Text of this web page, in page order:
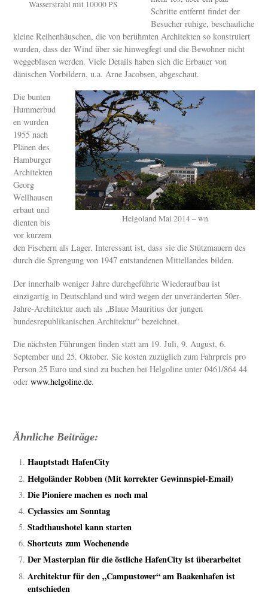
Wasserstrahl mit 10000 PS
Schritte entfernt findet der
Besucher ruhige, beschauliche
kleine Reihenhäuschen, die von berühmten Architekten so konstruiert
wurden, dass der Wind über sie hinwegfegt und die Bewohner nicht
weggeblasen werden. Viele Details haben sich die Erbauer von
dänischen Vorbildern, u.a. Arne Jacobsen, abgeschaut.
Helgoland Mai 2014 – wn
Die bunten
Hummerbud
en wurden
1955 nach
Plänen des
Hamburger
Architekten
Georg
Wellhausen
erbaut und
dienten bis
vor kurzem
den Fischern als Lager. Interessant ist, dass sie die Stützmauern des
durch die Sprengung von 1947 entstandenen Mittellandes bilden.
Der innerhalb weniger Jahre durchgeführte Wiederaufbau ist
einzigartig in Deutschland und wird wegen der unveränderten 50er-
Jahre-Architektur auch als „Blaue Mauritius der jungen
bundesrepublikanischen Architektur“ bezeichnet.
Die nächsten Führungen finden statt am 19. Juli, 9. August, 6.
September und 25. Oktober. Sie kosten zuzüglich zum Fahrpreis pro
Person 25 Euro und sind zu buchen bei Helgoline unter 0461/864 44
oderwww.helgoline.de.
Ähnliche Beiträge:
Hauptstadt HafenCity
Helgoländer Robben (Mit korrekter Gewinnspiel-Email)
Die Pioniere machen es noch mal
Cyclassics am Sonntag
Stadthaushotel kann starten
Shortcuts zum Wochenende
Der Masterplan für die östliche HafenCity ist überarbeitet
Architektur für den „Campustower“ am Baakenhafen ist
entschieden